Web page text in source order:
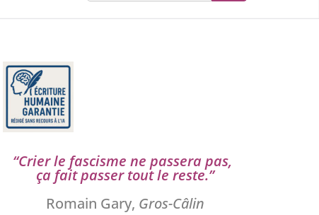
“Crier le fas­cisme ne pas­se­ra pas,
ça fait pas­ser tout le reste.”
Romain Gary, Gros-Câlin